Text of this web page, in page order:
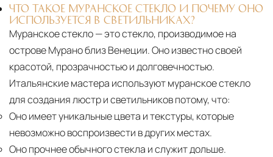
ЧТО ТАКОЕ МУРАНСКОЕ СТЕКЛО И ПОЧЕМУ ОНО
ИСПОЛЬЗУЕТСЯ В СВЕТИЛЬНИКАХ?
Муранское стекло — это стекло, производимое на
острове Мурано близ Венеции. Оно известно своей
красотой, прозрачностью и долговечностью.
Итальянские мастера используют муранское стекло
для создания люстр и светильников потому, что:
Оно имеет уникальные цвета и текстуры, которые
невозможно воспроизвести в других местах.
Оно прочнее обычного стекла и служит дольше.